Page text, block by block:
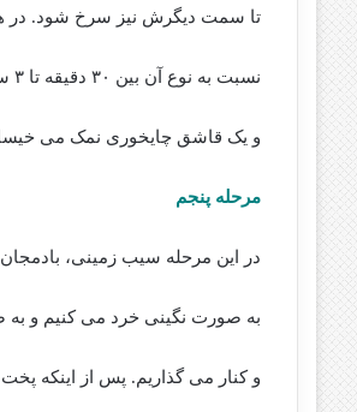
تا سمت دیگرش نیز سرخ شود. در
نسبت به نوع آن بین ۳۰ دقیقه تا ۳ ساعت به همراه آب ولرم،
و یک قاشق چایخوری نمک می
مرحله پنجم
در این مرحله سیب زمینی،
به صورت نگینی خرد می کنیم و
و کنار می گذاریم. پس از اینکه